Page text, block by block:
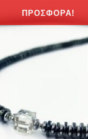
ΠΡΟΣΦΟΡΆ!